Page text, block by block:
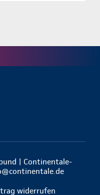
| Continentale-
widerrufen